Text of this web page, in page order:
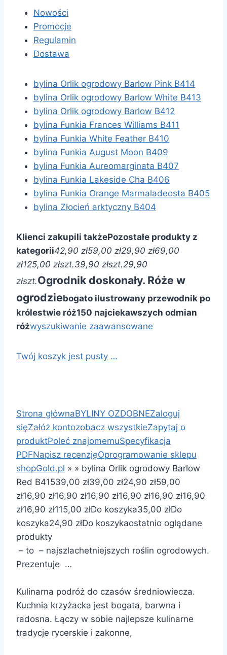
Nowości
Promocje
Regulamin
Dostawa
bylina Orlik ogrodowy Barlow Pink B414
bylina Orlik ogrodowy Barlow White B413
bylina Orlik ogrodowy Barlow B412
bylina Funkia Frances Williams B411
bylina Funkia White Feather B410
bylina Funkia August Moon B409
bylina Funkia Aureomarginata B407
bylina Funkia Lakeside Cha B406
bylina Funkia Orange Marmaladeosta B405
bylina Złocień arktyczny B404
Klienci zakupili takżePozostałe produkty z
kategorii42,90 zł59,00 zł29,90 zł69,00
zł125,00 złszt.39,90 złszt.29,90
złszt.Ogrodnik doskonały. Róże w
ogrodziebogato ilustrowany przewodnik po
królestwie róż150 najciekawszych odmian
różwyszukiwanie zaawansowane
Twój koszyk jest pusty …
Strona głównaBYLINY OZDOBNEZaloguj
sięZałóż kontozobacz wszystkieZapytaj o
produktPoleć znajomemuSpecyfikacja
PDFNapisz recenzjęOprogramowanie sklepu
shopGold.pl » » bylina Orlik ogrodowy Barlow
Red B41539,00 zł39,00 zł24,90 zł59,00
zł16,90 zł16,90 zł16,90 zł16,90 zł16,90 zł16,90
zł16,90 zł115,00 złDo koszyka35,00 złDo
koszyka24,90 złDo koszykaostatnio oglądane
produkty
– to – najszlachetniejszych roślin ogrodowych.
Prezentuje …
Kulinarna podróż do czasów średniowiecza.
Kuchnia krzyżacka jest bogata, barwna i
radosna. Łączy w sobie najlepsze kulinarne
tradycje rycerskie i zakonne,